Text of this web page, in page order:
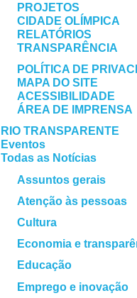
PROJETOS
CIDADE OLÍMPICA
RELATÓRIOS
TRANSPARÊNCIA
POLÍTICA DE
MAPA DO SITE
ACESSIBILIDADE
ÁREA DE IMPRENSA
RIO TRANSPARENTE
Eventos
Todas as Notícias
Assuntos gerais
Atenção às pessoas
Cultura
Economia e
Educação
Emprego e inovação